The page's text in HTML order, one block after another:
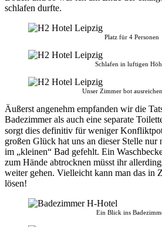
schlafen durfte.
Platz für 4 Personen
Schlafen in luftigen
Unser Zimmer bot
Äußerst angenehm empfanden wir die
Badezimmer als auch eine separate
sorgt dies definitiv für weniger
großen Glück hat uns an dieser Stelle nur
im „kleinen“ Bad gefehlt. Ein
zum Hände abtrocknen müsst ihr
weiter gehen. Vielleicht kann man das in
lösen!
Ein Blick ins